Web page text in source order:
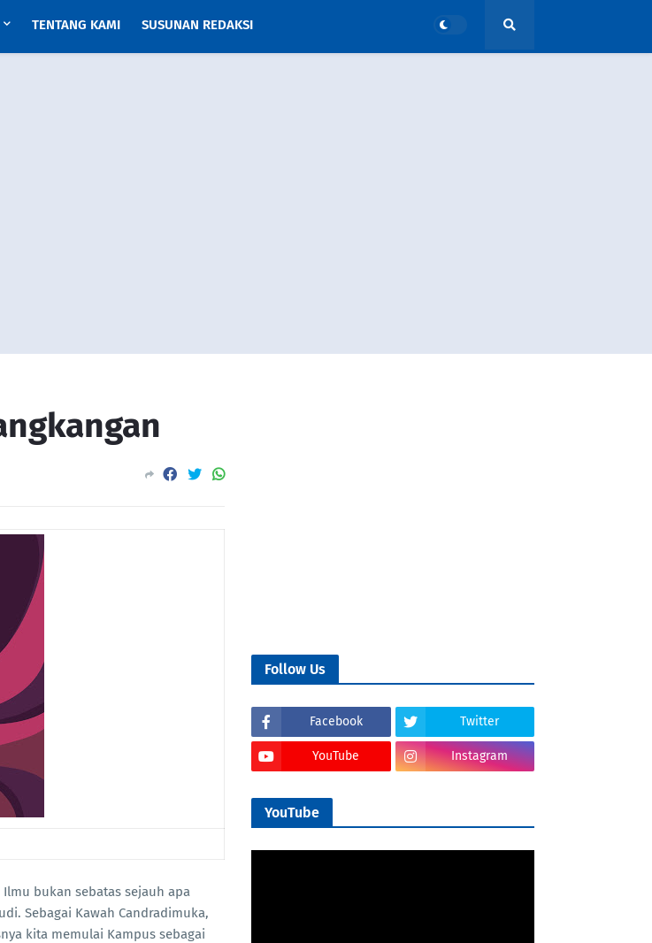
TENTANG KAMI SUSUNAN REDAKSI
bukan sebatas sejauh apa
Sebagai Kawah Candradimuka,
kita memulai Kampus sebagai
Follow Us
Facebook Twitter
YouTube Instagram
YouTube